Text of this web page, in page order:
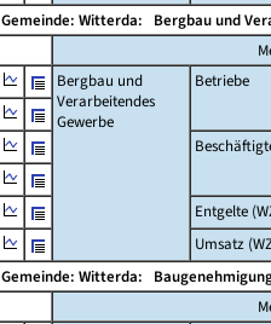
Gemeinde: Witterda: Bergbau und
Bergbau und
Verarbeitendes
Gewerbe
Betriebe
Entgelte
Umsatz
Gemeinde: Witterda: